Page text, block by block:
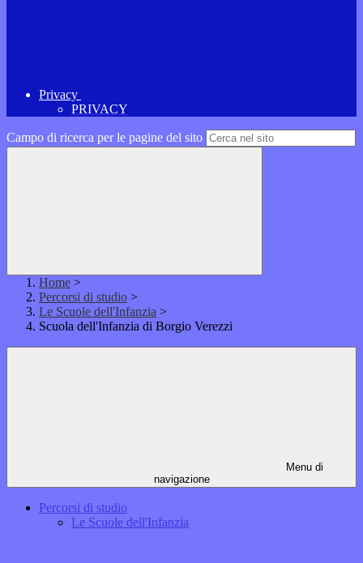
Privacy
PRIVACY
Campo di ricerca per le pagine del sito
Home >
Percorsi di studio >
Le Scuole dell'Infanzia >
Scuola dell'Infanzia di Borgio Verezzi
Menu di
navigazione
Percorsi di studio
Le Scuole dell'Infanzia